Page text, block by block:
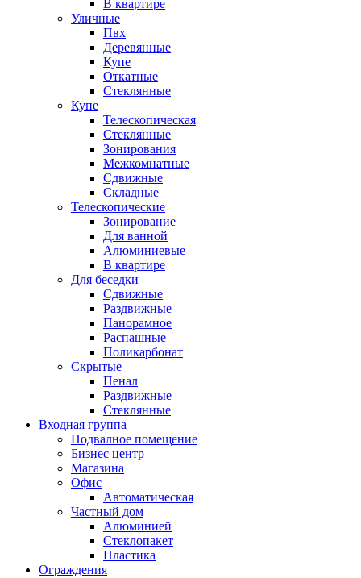
В квартире
Уличные
Пвх
Деревянные
Купе
Откатные
Стеклянные
Купе
Телескопическая
Стеклянные
Зонирования
Межкомнатные
Сдвижные
Складные
Телескопические
Зонирование
Для ванной
Алюминиевые
В квартире
Для беседки
Сдвижные
Раздвижные
Панорамное
Распашные
Поликарбонат
Скрытые
Пенал
Раздвижные
Стеклянные
Входная группа
Подвалное помещение
Бизнес центр
Магазина
Офис
Автоматическая
Частный дом
Алюминией
Стеклопакет
Пластика
Ограждения